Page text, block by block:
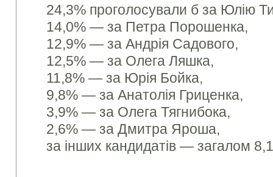
24,3% проголосували б за Юлію
14,0% — за Петра Порошенка,
12,9% — за Андрія Садового,
12,5% — за Олега Ляшка,
11,8% — за Юрія Бойка,
9,8% — за Анатолія Гриценка,
3,9% — за Олега Тягнибока,
2,6% — за Дмитра Яроша,
за інших кандидатів — загалом